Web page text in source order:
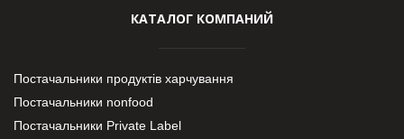
КАТАЛОГ КОМПАНИЙ
Постачальники продуктів харчування
Постачальники nonfood
Постачальники Private Label